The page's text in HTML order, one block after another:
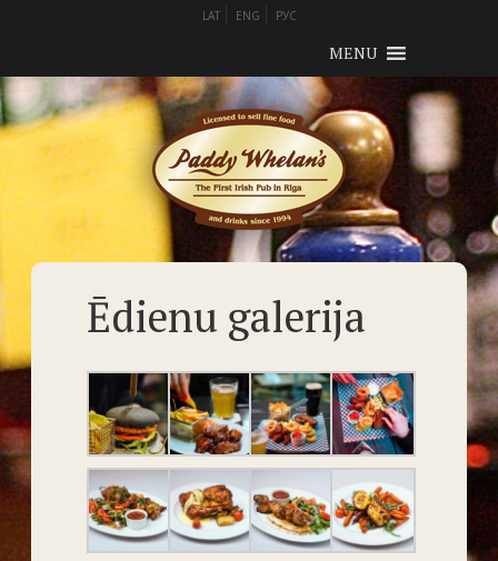
LAT ENG РУС
MENU
Ēdienu galerija